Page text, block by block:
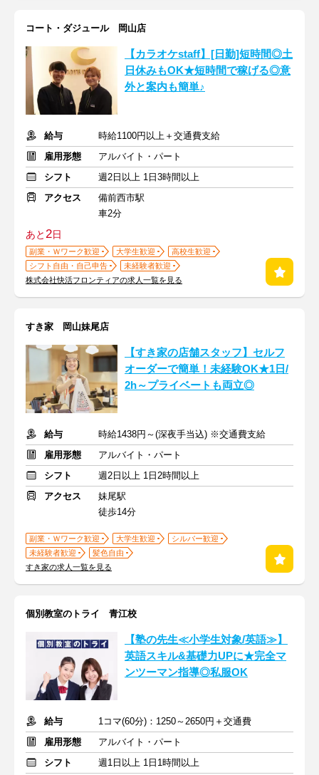
コート・ダジュール 岡山店
【カラオケstaff】[日勤]短時間◎土
日休みもOK★短時間で稼げる◎意
外と案内も簡単♪
給与
時給1100円以上＋交通費支給
雇用形態
アルバイト・パート
シフト
週2日以上 1日3時間以上
アクセス
備前西市駅
車2分
あと2日
副業・Ｗワーク歓迎 大学生歓迎
高校生歓迎
シフト自由・自己申告
未経験者歓迎
株式会社快活フロンティアの求人一覧を見る
すき家 岡山妹尾店
【すき家の店舗スタッフ】セルフ
オーダーで簡単！未経験OK★1日/
2h～プライベートも両立◎
給与
時給1438円～(深夜手当込) ※交通費支給
雇用形態
アルバイト・パート
シフト
週2日以上 1日2時間以上
アクセス
妹尾駅
徒歩14分
副業・Ｗワーク歓迎 大学生歓迎
シルバー歓迎
未経験者歓迎
髪色自由
すき家の求人一覧を見る
個別教室のトライ 青江校
【塾の先生≪小学生対象/英語≫】
英語スキル&基礎力UPに★完全マ
ンツーマン指導◎私服OK
給与
1コマ(60分)：1250～2650円＋交通費
雇用形態
アルバイト・パート
シフト
週1日以上 1日1時間以上